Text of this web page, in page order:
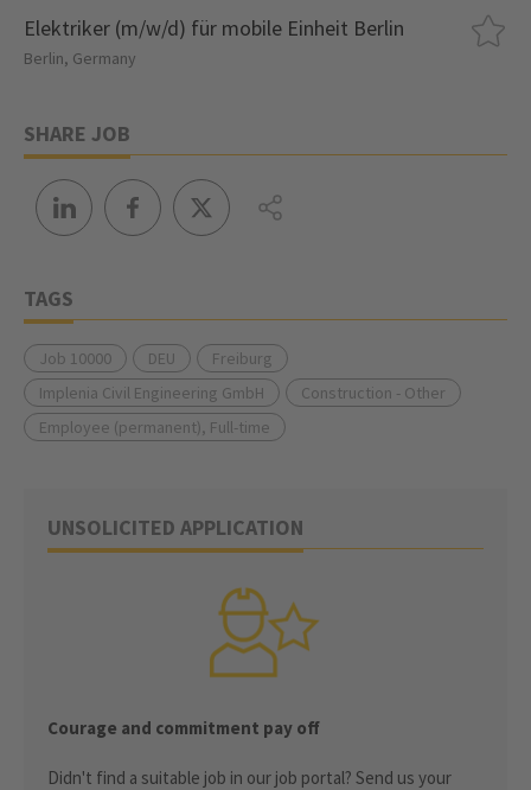
Elektriker (m/w/d) für mobile Einheit Berlin
Berlin, Germany
SHARE JOB
TAGS
Job 10000 DEU
Freiburg
Implenia Civil Engineering GmbH
Construction - Other
Employee (permanent), Full-time
UNSOLICITED APPLICATION
Courage and commitment pay off
Didn't find a suitable job in our job portal? Send us your